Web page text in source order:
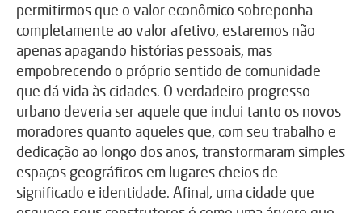
permitirmos que o valor econômico sobreponha
completamente ao valor afetivo, estaremos não
apenas apagando histórias pessoais, mas
empobrecendo o próprio sentido de comunidade
que dá vida às cidades. O verdadeiro progresso
urbano deveria ser aquele que inclui tanto os novos
moradores quanto aqueles que, com seu trabalho e
dedicação ao longo dos anos, transformaram simples
espaços geográficos em lugares cheios de
significado e identidade. Afinal, uma cidade que